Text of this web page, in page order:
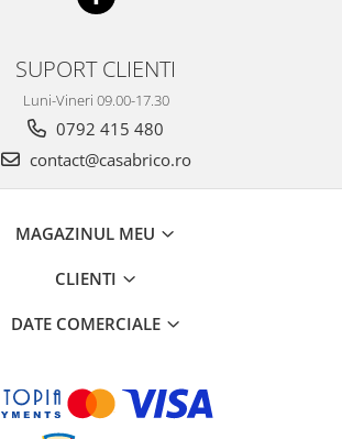
SUPORT CLIENTI
Luni-Vineri 09.00-17.30
0792 415 480
contact@casabrico.ro
MAGAZINUL MEU
CLIENTI
DATE COMERCIALE